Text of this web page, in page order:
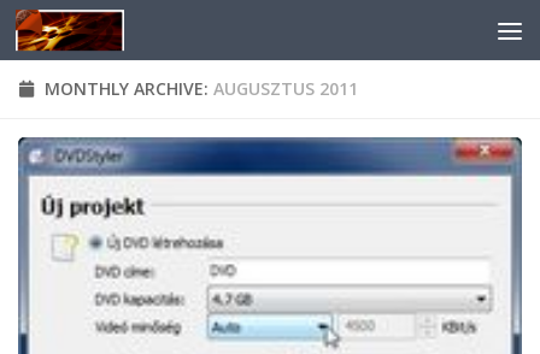
Skip to content
MONTHLY ARCHIVE: AUGUSZTUS 2011